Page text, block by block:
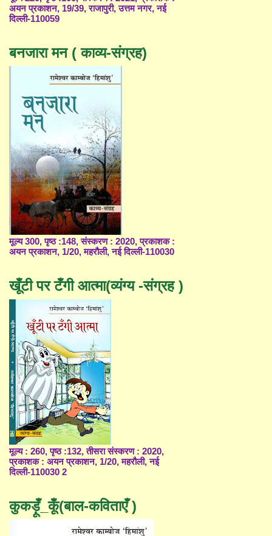
अयन प्रकाशन, 19/39, राजापुरी, उत्तम नगर, नई
दिल्ली-110059
बनजारा मन ( काव्य-संग्रह)
मूल्य 300, पृष्ठ :148, संस्करण : 2020, प्रकाशक :
अयन प्रकाशन, 1/20, महरौली, नई दिल्ली-110030
खूँटी पर टँगी आत्मा(व्यंग्य -संग्रह )
मूल्य : 260, पृष्ठ :132, तीसरा संस्करण : 2020,
प्रकाशक : अयन प्रकाशन, 1/20, महरौली, नई
दिल्ली-110030 2
कुकड़ूँ_कूँ(बाल-कविताएँ )